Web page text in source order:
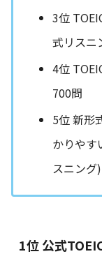
3位
式リスニ
4位
700問
5位 新形
かりやす
スニング)
1位 公式